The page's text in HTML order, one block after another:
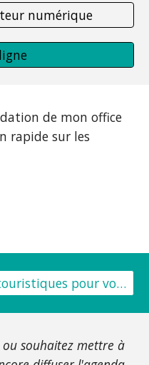
numérique
de mon office
rapide sur les
Utiliser les informations touristiques pour votre site web : Agenda, A voir, à faire autour de votre restaurant
souhaitez mettre à